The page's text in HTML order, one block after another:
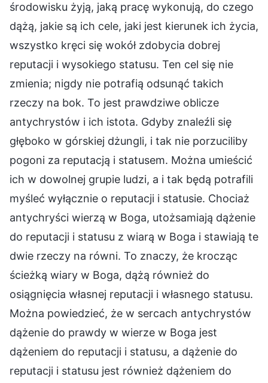
środowisku żyją, jaką pracę wykonują, do czego
dążą, jakie są ich cele, jaki jest kierunek ich życia,
wszystko kręci się wokół zdobycia dobrej
reputacji i wysokiego statusu. Ten cel się nie
zmienia; nigdy nie potrafią odsunąć takich
rzeczy na bok. To jest prawdziwe oblicze
antychrystów i ich istota. Gdyby znaleźli się
głęboko w górskiej dżungli, i tak nie porzuciliby
pogoni za reputacją i statusem. Można umieścić
ich w dowolnej grupie ludzi, a i tak będą potrafili
myśleć wyłącznie o reputacji i statusie. Chociaż
antychryści wierzą w Boga, utożsamiają dążenie
do reputacji i statusu z wiarą w Boga i stawiają te
dwie rzeczy na równi. To znaczy, że krocząc
ścieżką wiary w Boga, dążą również do
osiągnięcia własnej reputacji i własnego statusu.
Można powiedzieć, że w sercach antychrystów
dążenie do prawdy w wierze w Boga jest
dążeniem do reputacji i statusu, a dążenie do
reputacji i statusu jest również dążeniem do